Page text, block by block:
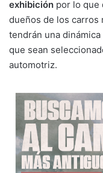
exhibición por lo que
dueños de los carros
tendrán una dinámica
que sean
automotriz.